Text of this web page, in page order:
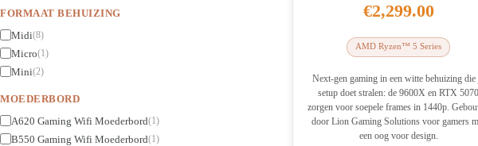
€2,299.00
AMD Ryzen™ 5 Series
Next-gen gaming in een witte behuizing die
setup doet stralen: de 9600X en RTX 5070
zorgen voor soepele frames in 1440p.
door Lion Gaming Solutions voor gamers
een oog voor design.
FORMAAT BEHUIZING
Midi(8)
Micro(1)
Mini(2)
MOEDERBORD
A620 Gaming Wifi Moederbord(1)
B550 Gaming Wifi Moederbord(1)